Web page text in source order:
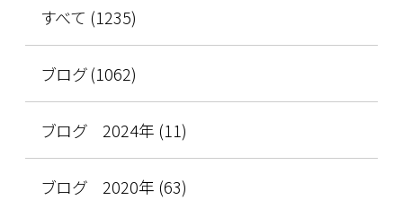
すべて (1235)
ブログ (1062)
ブログ 2024年 (11)
ブログ 2020年 (63)